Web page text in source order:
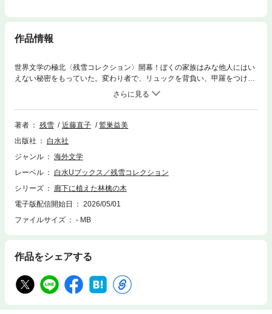
作品情報
世界文学の極北〈残雪コレクション〉開幕！ぼくの家族はみな他人にはい
えない秘密をもっていた。変わり者で、リュックを背負い、甲羅をつけた
昆虫を思わせる父親。夜は姿を消し箱の中で眠るという母親は、皮膚に針
を刺して水を絞りだす。喘息を治すためミミズを食べる妹は横暴で、ぼく
を馬鹿にしきっている。二階の住人で妹の婚約者は医者にも探偵にもな
り、天井に貼りつき床を這いまわる。廊下に住む檳榔（びんろう）売りの
日々と、鳴りわたるような孤独を超現実的手法で描き、作者が「難解では
あるが、とりわけ好きな作品」と語る表題中篇。夜、草地の外れに建つ家
道」。ある日、母親がたらいの水に溶けてしまう「汚水の上の石鹼の泡」
ほか全五篇。付録として「残雪との対談」、近藤直子「夜の涯の家――
著者 残雪 近藤直子
鷲巣益美
出版社
白水社
ジャンル
海外文学
レーベル
白水Uブックス／残雪コレクション
シリーズ
廊下に植えた林檎の木
電子版配信開始日
2026/05/01
ファイルサイズ
- MB
作品をシェアする